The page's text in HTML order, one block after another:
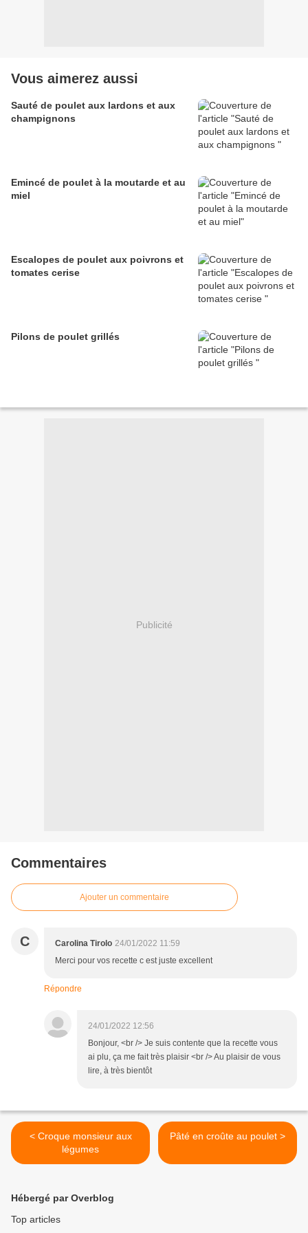
Vous aimerez aussi
Sauté de poulet aux lardons et aux
champignons
Emincé de poulet à la moutarde et au
miel
Escalopes de poulet aux poivrons et
tomates cerise
Pilons de poulet grillés
Publicité
Commentaires
Ajouter un commentaire
C Carolina Tirolo 24/01/2022 11:59
Merci pour vos recette c est juste excellent
Répondre
24/01/2022 12:56
Bonjour, <br /> Je suis contente que la recette vous
ai plu, ça me fait très plaisir <br /> Au plaisir de vous
lire, à très bientôt
< Croque monsieur aux
légumes
Pâté en croûte au poulet >
Hébergé par Overblog
Top articles